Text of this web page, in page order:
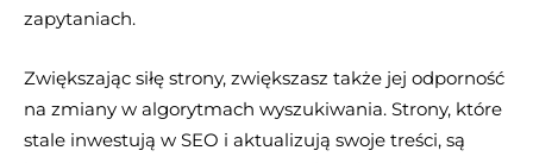
zapytaniach.
Zwiększając siłę strony, zwiększasz także jej odporność
na zmiany w algorytmach wyszukiwania. Strony, które
stale inwestują w SEO i aktualizują swoje treści, są